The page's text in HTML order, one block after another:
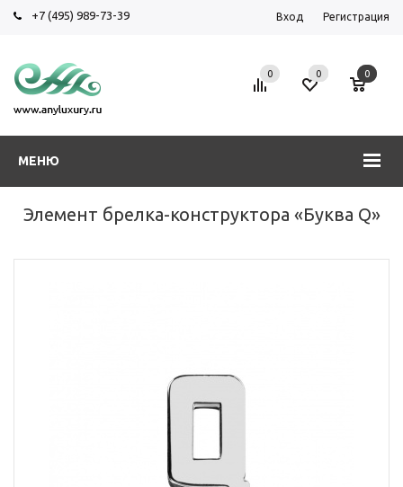
+7 (495) 989-73-39 Вход Регистрация
МЕНЮ
0 0 0
Элемент брелка-конструктора «Буква Q»